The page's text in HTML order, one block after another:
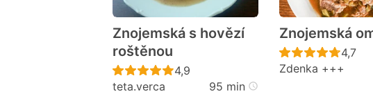
Znojemská s hovězí
roštěnou
Recept ještě nebyl hodnocen
4,9
teta.verca
95 min
Znojemská
4,7
Zdenka +++